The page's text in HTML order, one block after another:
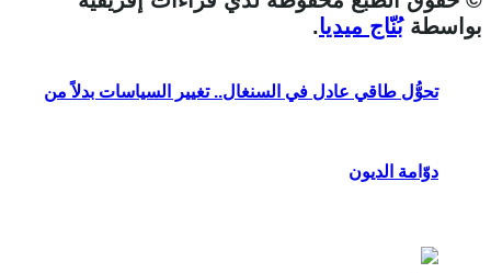
تحوُّل طاقي عادل في السنغال.. تغيير السياسات بدلاً من
دوّامة الديون
بواسطةبُنّاج ميديا.